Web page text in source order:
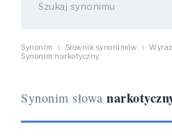
Synonim \ Słownik synonimów \
Synonim narkotyczny
Synonim słowa